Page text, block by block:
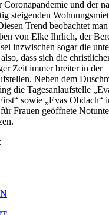
Coronapandemie und der
steigenden
Trend beobachtet
von Elke Ihrlich, der
inzwischen sogar die
dass sich die
Zeit immer breiter in der
Neben dem
die Tagesanlaufstelle
sowie „Evas Obdach“
Frauen geöffnete